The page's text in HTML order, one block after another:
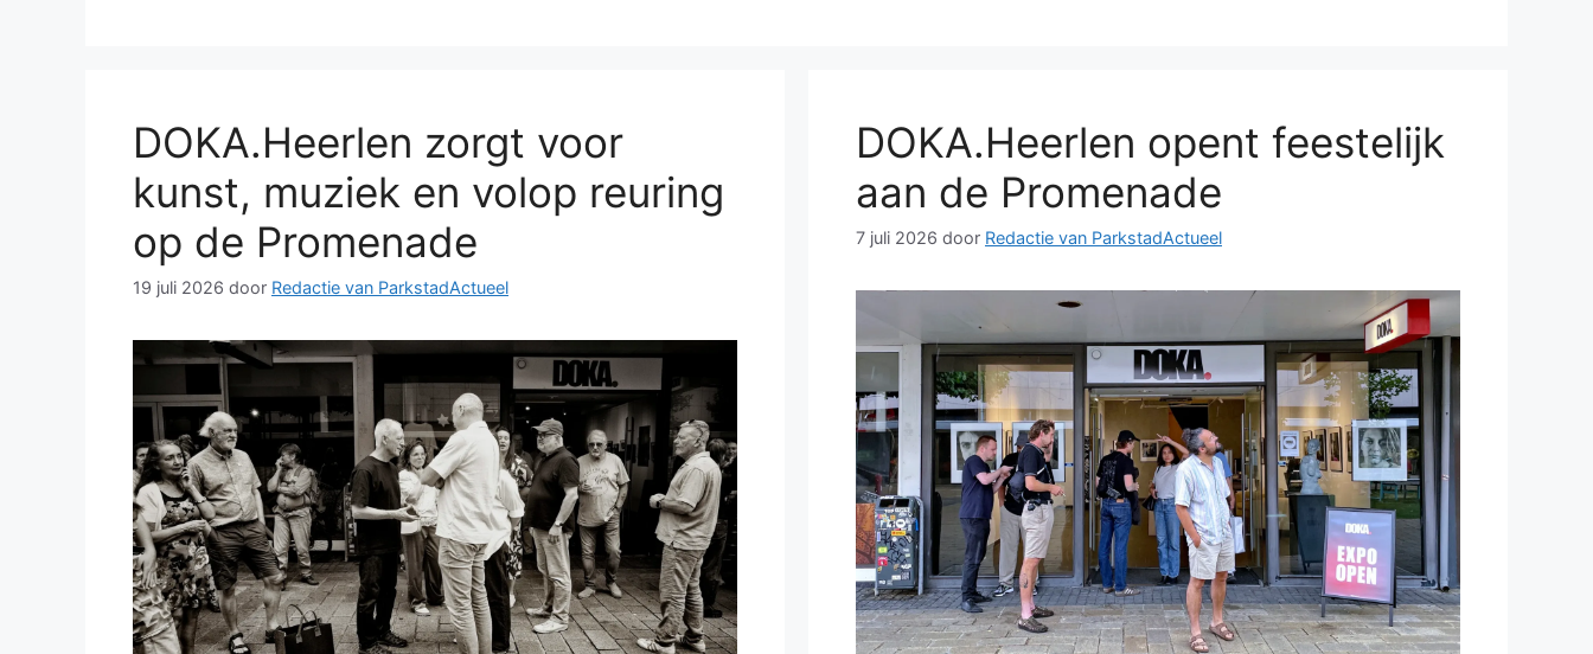
DOKA.Heerlen zorgt voor
kunst, muziek en volop reuring
op de Promenade
19 juli 2026 door Redactie van ParkstadActueel
DOKA.Heerlen opent feestelijk
aan de Promenade
7 juli 2026 door Redactie van ParkstadActueel